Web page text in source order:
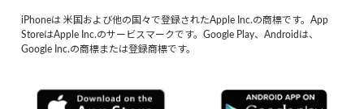
iPhoneは 米国および他の国々で登録されたApple Inc.の商標です。App
StoreはApple Inc.のサービスマークです。Google Play、Androidは、
Google Inc.の商標または登録商標です。